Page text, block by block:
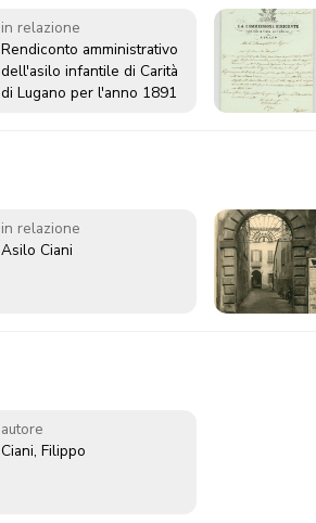
in relazione
Rendiconto amministrativo
dell'asilo infantile di Carità
di Lugano per l'anno 1891
in relazione
Asilo Ciani
autore
Ciani, Filippo